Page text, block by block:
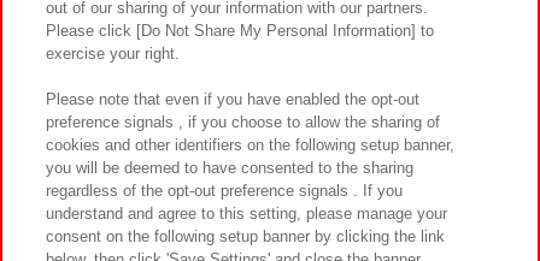
プライバシーポリシー ウェブアクセシビリティ方針と検証結果
お取引先さまとともに
カスタマーハラスメント対応方針 よくあるご質問・お問い合わせ
out of our sharing of your information with our partners.
Please click [Do Not Share My Personal Information] to
exercise your right.
Please note that even if you have enabled the opt-out
preference signals , if you choose to allow the sharing of
cookies and other identifiers on the following setup banner,
you will be deemed to have consented to the sharing
regardless of the opt-out preference signals . If you
understand and agree to this setting, please manage your
consent on the following setup banner by clicking the link